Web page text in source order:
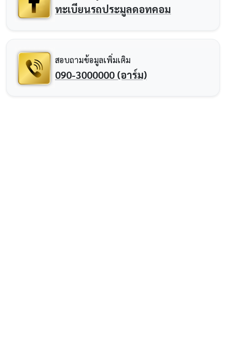
ทะเบียนรถประมูลดอทคอม
สอบถามข้อมูลเพิ่มเติม
090-3000000 (อาร์ม)